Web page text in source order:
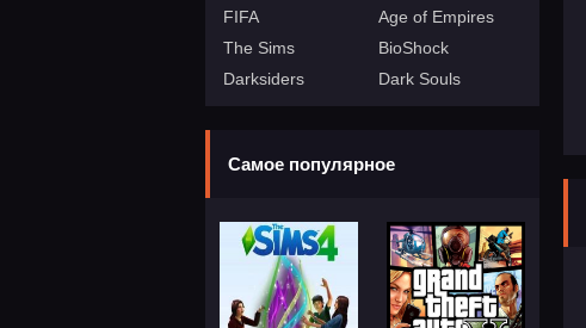
FIFA
Age of Empires
The Sims
BioShock
Darksiders
Dark Souls
Самое популярное